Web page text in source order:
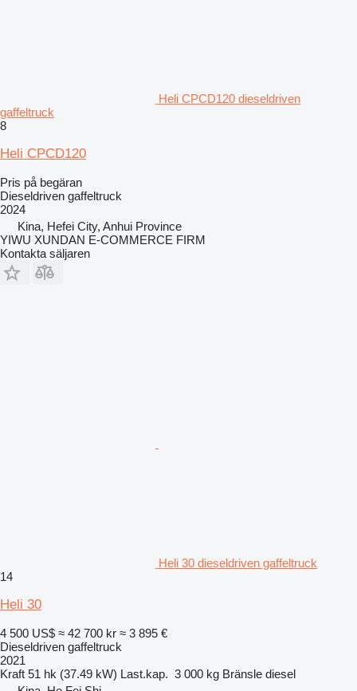
Heli CPCD120 dieseldriven
gaffeltruck
8
Heli CPCD120
Pris på begäran
Dieseldriven gaffeltruck
2024
Kina, Hefei City, Anhui Province
YIWU XUNDAN E-COMMERCE FIRM
Kontakta säljaren
Heli 30 dieseldriven gaffeltruck
14
Heli 30
4 500 US$ ≈ 42 700 kr ≈ 3 895 €
Dieseldriven gaffeltruck
2021
Kraft 51 hk (37.49 kW) Last.kap. 3 000 kg Bränsle diesel